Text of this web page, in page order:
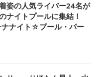
姿の人気ライバー24名が
ナイトプールに集結！
ナナイト☆プール・パー